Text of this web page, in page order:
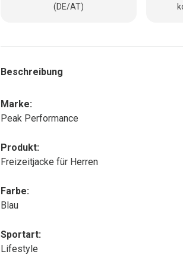
(DE/AT)
Beschreibung
Marke:
Peak Performance
Produkt:
Freizeitjacke für Herren
Farbe:
Blau
Sportart:
Lifestyle